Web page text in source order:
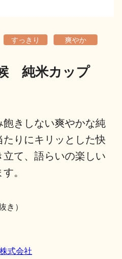
すっきり 爽やか
純米カップ
きしない爽やかな純
りにキリッとした快
て、語らいの楽しい
。
き）
式会社